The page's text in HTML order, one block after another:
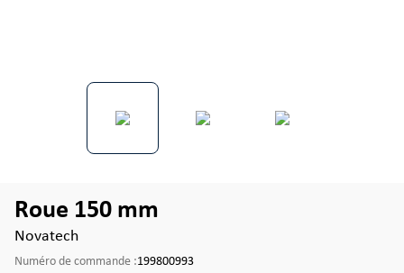
Roue 150 mm
Novatech
Numéro de commande :199800993